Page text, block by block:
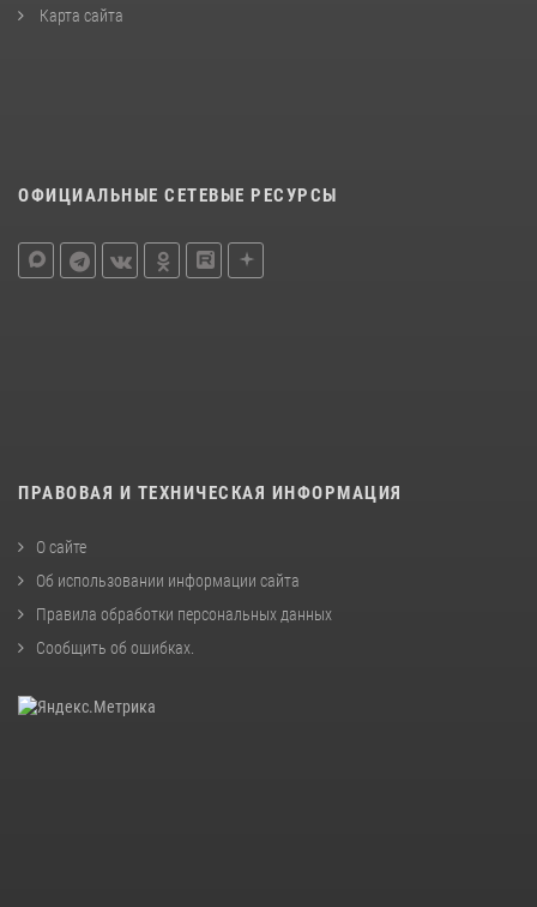
Карта сайта
ОФИЦИАЛЬНЫЕ СЕТЕВЫЕ РЕСУРСЫ
ПРАВОВАЯ И ТЕХНИЧЕСКАЯ ИНФОРМАЦИЯ
О сайте
Об использовании информации сайта
Правила обработки персональных данных
Сообщить об ошибках